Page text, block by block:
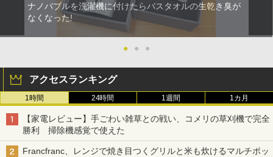
ナノバブルを洗濯機に付けたらバスタオルの生乾き臭が
なくなった!
● ● ●
アクセスランキング
1時間 24時間 1週間 1カ月
【家電レビュー】手ごわい雑草との戦い、コメリの草刈機で完全
勝利 掃除機感覚で使えた
Francfranc、レンジで焼き目つくグリルと米も炊けるマルチポッ